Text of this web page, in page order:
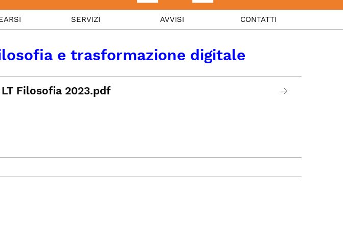
SERVIZI AVVISI CONTATTI
e trasformazione digitale
Filosofia 2023.pdf